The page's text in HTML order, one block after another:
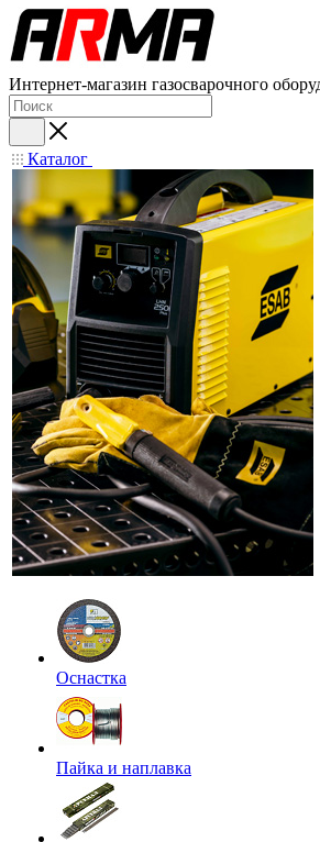
Интернет-магазин газосварочного
Каталог
Оснастка
Пайка и наплавка